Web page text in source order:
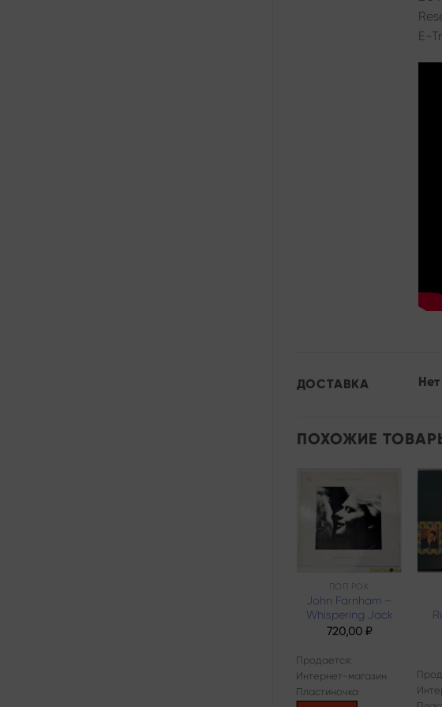
E-
ДОСТАВКА
ПОХОЖИЕ
Add to
ПОП РОК
John Farnham –
Whispering Jack
720,00 ₽
Продается:
Интернет-магазин
Пластиночка